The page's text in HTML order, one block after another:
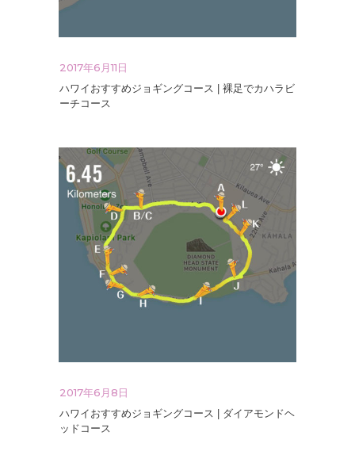
2017年6月11日
ハワイおすすめジョギングコース | 裸足でカハラビ
ーチコース
2017年6月8日
ハワイおすすめジョギングコース | ダイアモンドヘ
ッドコース